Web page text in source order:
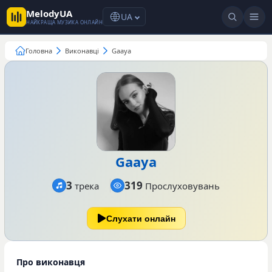
MelodyUA
НАЙКРАЩА МУЗИКА ОНЛАЙН UA
Головна Виконавці Gaaya
Gaaya
3 трека 319 Прослуховувань
Слухати онлайн
Про виконавця